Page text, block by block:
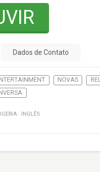
Dados de Contato
NOVAS
· INGLÊS